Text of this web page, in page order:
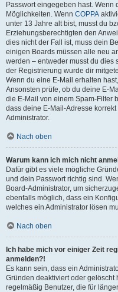
Passwort eingegeben hast. Wenn
Möglichkeiten. Wenn COPPA
unter 13 Jahre alt bist, musst du
Erziehungsberechtigten den
dies nicht der Fall ist, muss dein
einigen Boards müssen alle neu
werden – entweder musst du dies
der Registrierung wurde dir
Wenn du eine E-Mail erhalten
Ansonsten prüfe, ob du deine E-
die E-Mail von einem Spam-Filter
dass deine E-Mail-Adresse
Administrator.
Nach oben
Warum kann ich mich nicht
Dafür gibt es viele mögliche
und dein Passwort richtig sind.
Board-Administrator, um
ebenfalls möglich, dass ein
welches ein Administrator lösen
Nach oben
Ich habe mich vor einiger Zeit
anmelden?!
Es kann sein, dass ein
Gründen deaktiviert oder gelöscht
regelmäßig Benutzer, die für